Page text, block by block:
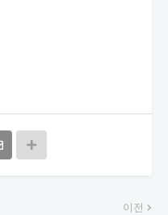
이전